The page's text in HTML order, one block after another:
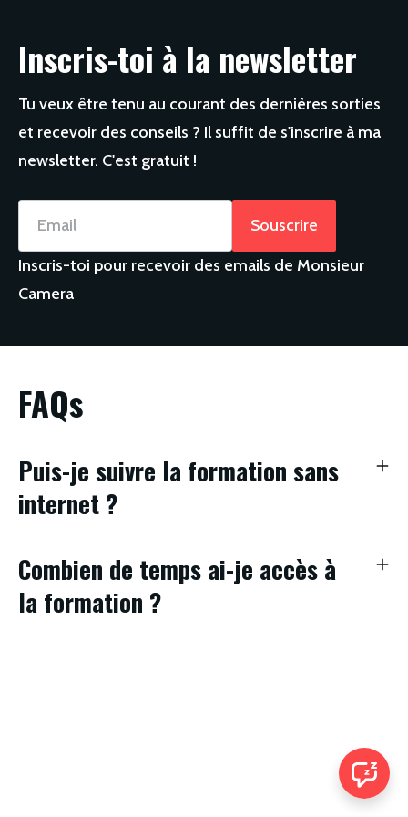
Inscris-toi à la newsletter
Tu veux être tenu au courant des dernières sorties
et recevoir des conseils ? Il suffit de s'inscrire à ma
newsletter. C'est gratuit !
Souscrire
Inscris-toi pour recevoir des emails de Monsieur
Camera
FAQs
Puis-je suivre la formation sans
internet ?
Combien de temps ai-je accès à
la formation ?